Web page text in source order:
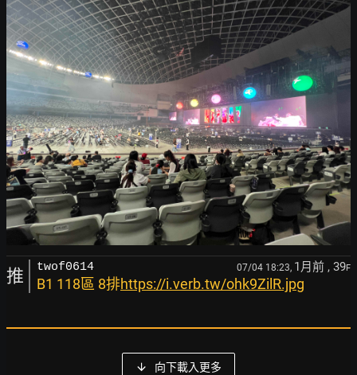
推 twof0614 07/04 18:23, 1月前 , 39F
B1 118區 8排https://i.verb.tw/ohk9ZilR.jpg
向下載入更多